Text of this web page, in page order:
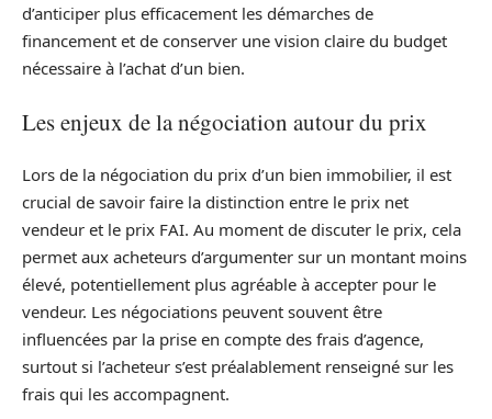
d’anticiper plus efficacement les démarches de
financement et de conserver une vision claire du budget
nécessaire à l’achat d’un bien.
Les enjeux de la négociation autour du prix
Lors de la négociation du prix d’un bien immobilier, il est
crucial de savoir faire la distinction entre le prix net
vendeur et le prix FAI. Au moment de discuter le prix, cela
permet aux acheteurs d’argumenter sur un montant moins
élevé, potentiellement plus agréable à accepter pour le
vendeur. Les négociations peuvent souvent être
influencées par la prise en compte des frais d’agence,
surtout si l’acheteur s’est préalablement renseigné sur les
frais qui les accompagnent.